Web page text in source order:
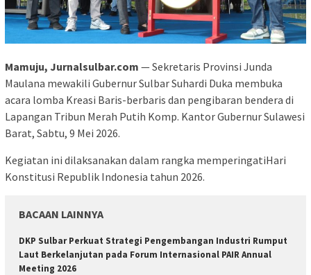
Mamuju, Jurnalsulbar.com — Sekretaris Provinsi Junda
Maulana mewakili Gubernur Sulbar Suhardi Duka membuka
acara lomba Kreasi Baris-berbaris dan pengibaran bendera di
Lapangan Tribun Merah Putih Komp. Kantor Gubernur Sulawesi
Barat, Sabtu, 9 Mei 2026.
Kegiatan ini dilaksanakan dalam rangka memperingatiHari
Konstitusi Republik Indonesia tahun 2026.
BACAAN LAINNYA
DKP Sulbar Perkuat Strategi Pengembangan Industri Rumput
Laut Berkelanjutan pada Forum Internasional PAIR Annual
Meeting 2026